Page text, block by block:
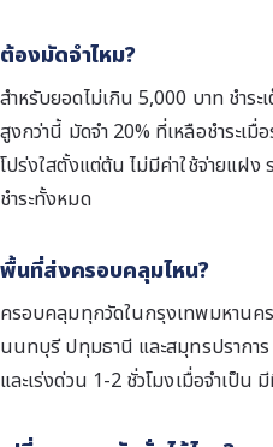
ต้องมัดจำไหม?
สำหรับยอดไม่เกิน 5,000 บาท ชำร
สูงกว่านี้ มัดจำ 20% ที่เหลือชำระเ
โปร่งใสตั้งแต่ต้น ไม่มีค่าใช้จ่ายแฝง
ชำระทั้งหมด
พื้นที่ส่งครอบคลุมไหน?
ครอบคลุมทุกวัดในกรุงเทพมหาน
นนทบุรี ปทุมธานี และสมุทรปราการ
และเร่งด่วน 1-2 ชั่วโมงเมื่อจำเป็